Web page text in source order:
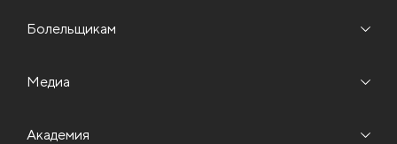
Болельщикам
Медиа
Академия